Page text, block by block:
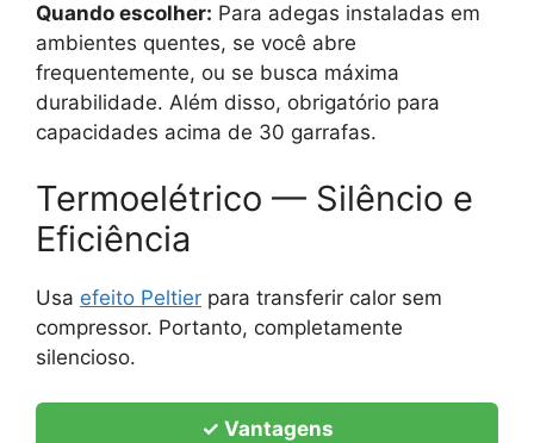
Quando escolher: Para adegas instaladas em
ambientes quentes, se você abre
frequentemente, ou se busca máxima
durabilidade. Além disso, obrigatório para
capacidades acima de 30 garrafas.
Termoelétrico — Silêncio e
Eficiência
Usa efeito Peltier para transferir calor sem
compressor. Portanto, completamente
silencioso.
✓ Vantagens